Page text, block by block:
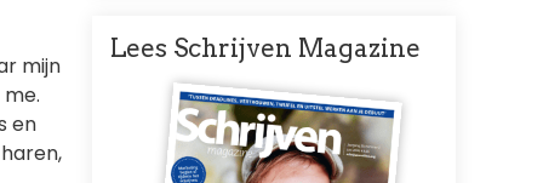
mijn
en
Lees Schrijven Magazine
Afbeelding